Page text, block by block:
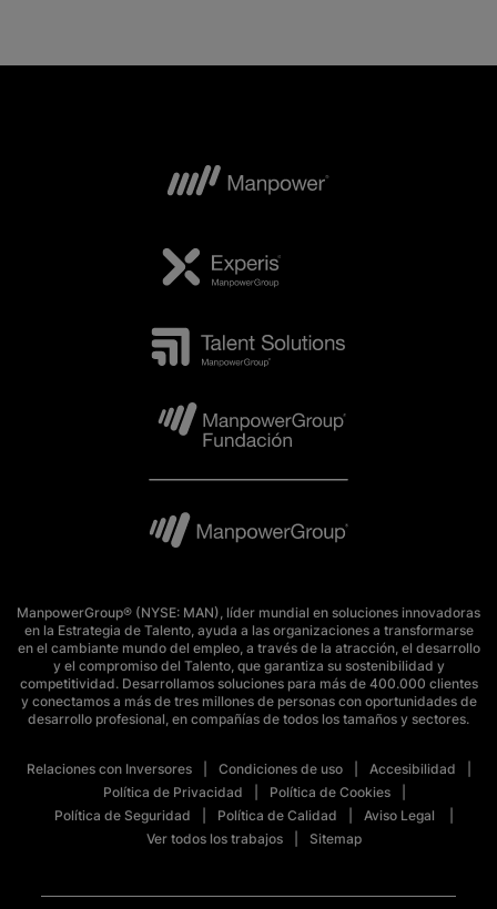
ManpowerGroup® (NYSE: MAN), líder mundial en soluciones innovadoras
en la Estrategia de Talento, ayuda a las organizaciones a transformarse
en el cambiante mundo del empleo, a través de la atracción, el desarrollo
y el compromiso del Talento, que garantiza su sostenibilidad y
competitividad. Desarrollamos soluciones para más de 400.000 clientes
y conectamos a más de tres millones de personas con oportunidades de
desarrollo profesional, en compañías de todos los tamaños y sectores.
Relaciones con Inversores Condiciones de uso
Accesibilidad
Política de Privacidad
Política de Cookies
Política de Seguridad
Política de Calidad
Aviso Legal
Ver todos los trabajos
Sitemap